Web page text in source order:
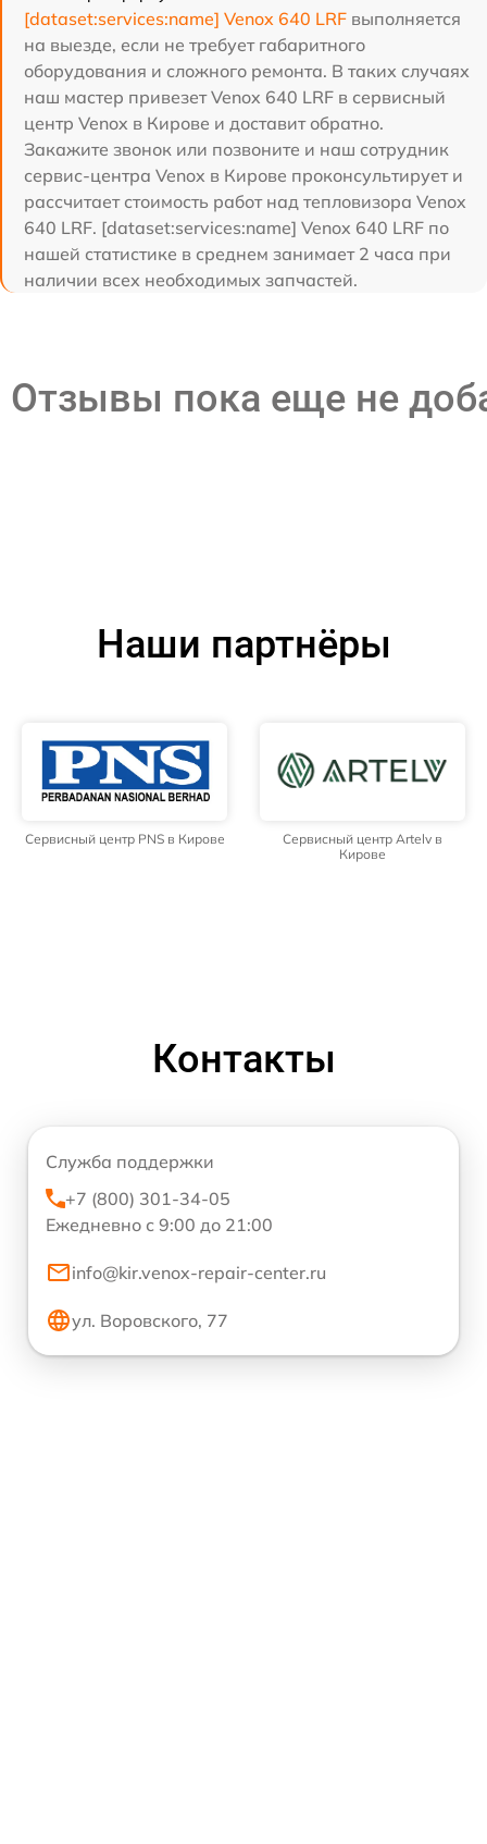
[dataset:services:name] Venox 640 LRF выполняется
на выезде, если не требует габаритного
оборудования и сложного ремонта. В таких случаях
наш мастер привезет Venox 640 LRF в сервисный
центр Venox в Кирове и доставит обратно.
Закажите звонок или позвоните и наш сотрудник
сервис-центра Venox в Кирове проконсультирует и
рассчитает стоимость работ над тепловизора Venox
640 LRF. [dataset:services:name] Venox 640 LRF по
нашей статистике в среднем занимает 2 часа при
наличии всех необходимых запчастей.
Отзывы пока еще не
Наши партнёры
Сервисный центр PNS в Кирове
Сервисный центр Artelv в
Кирове
Контакты
Служба поддержки
+7 (800) 301-34-05
Ежедневно с 9:00 до 21:00
info@kir.venox-repair-center.ru
ул. Воровского, 77